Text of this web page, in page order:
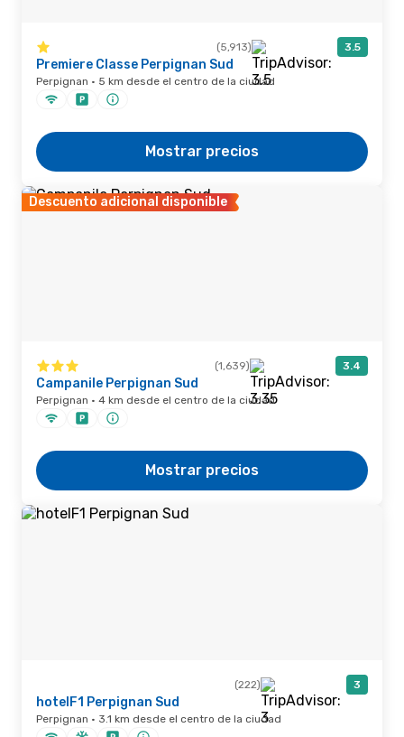
(5,913) 3.5
Premiere Classe Perpignan Sud
Perpignan · 5 km desde el centro de la ciudad
Mostrar precios
Descuento adicional disponible
(1,639) 3.4
Campanile Perpignan Sud
Perpignan · 4 km desde el centro de la ciudad
Mostrar precios
(222) 3
hotelF1 Perpignan Sud
Perpignan · 3.1 km desde el centro de la ciudad